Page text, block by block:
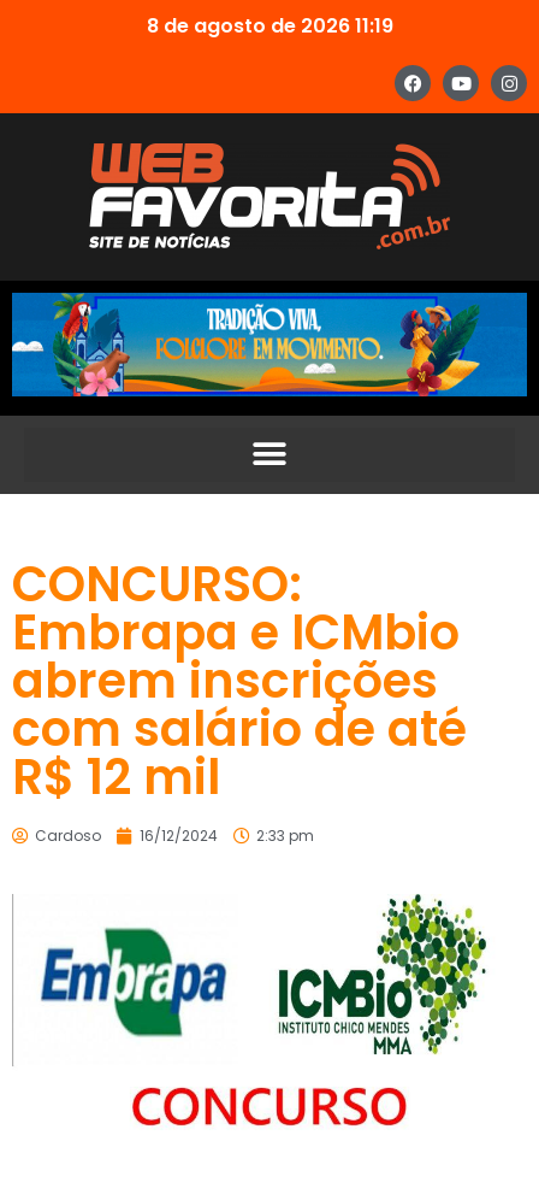
8 de agosto de 2026 11:19
CONCURSO:
Embrapa e ICMbio
abrem inscrições
com salário de até
R$ 12 mil
Cardoso 16/12/2024 2:33 pm